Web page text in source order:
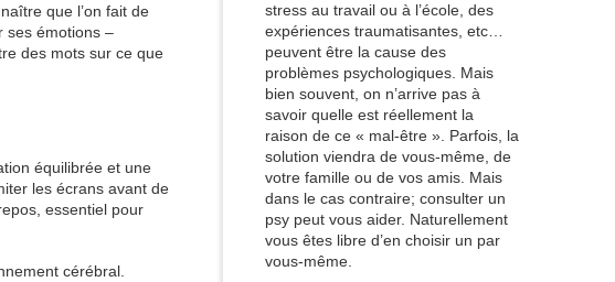
que l’on fait de
ses émotions –
des mots sur ce que
équilibrée et une
les écrans avant de
essentiel pour
cérébral.
stress au travail ou à l’école, des
expériences traumatisantes, etc…
peuvent être la cause des
problèmes psychologiques. Mais
bien souvent, on n’arrive pas à
savoir quelle est réellement la
raison de ce « mal-être ». Parfois, la
solution viendra de vous-même, de
votre famille ou de vos amis. Mais
dans le cas contraire; consulter un
psy peut vous aider. Naturellement
vous êtes libre d’en choisir un par
vous-même.